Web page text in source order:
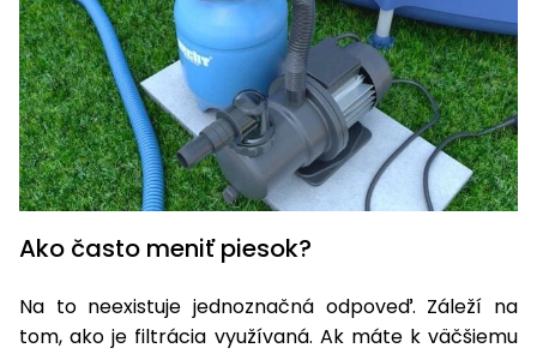
Vysokotlakové
umývačky
Zametacie
stroje
Snežné
frézy
Odhŕňače
na sneh
Postrekovače
Bagre
Ako často meniť piesok?
Na to neexistuje jednoznačná odpoveď. Záleží na
tom, ako je filtrácia využívaná. Ak máte k väčšiemu